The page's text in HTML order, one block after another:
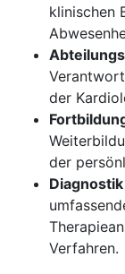
klinischen
der
der
Verfahren.